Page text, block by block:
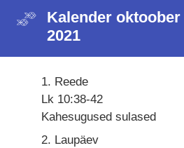
Kalender oktoober
2021
1. Reede
Lk 10:38-42
Kahesugused sulased
2. Laupäev